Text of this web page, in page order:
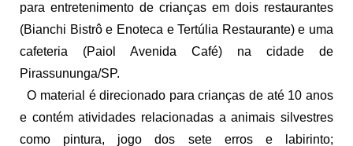
para entretenimento de crianças em dois restaurantes
(Bianchi Bistrô e Enoteca e Tertúlia Restaurante) e uma
cafeteria (Paiol Avenida Café) na cidade de
Pirassununga/SP.
O material é direcionado para crianças de até 10 anos
e contém atividades relacionadas a animais silvestres
como pintura, jogo dos sete erros e labirinto;